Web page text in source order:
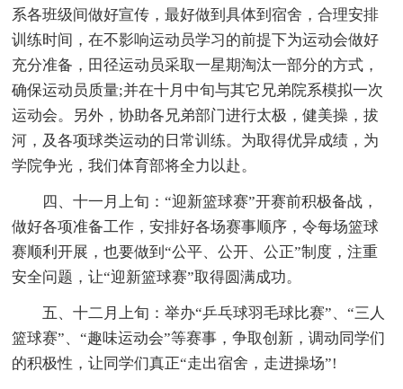
系各班级间做好宣传，最好做到具体到宿舍，合理安排
训练时间，在不影响运动员学习的前提下为运动会做好
充分准备，田径运动员采取一星期淘汰一部分的方式，
确保运动员质量;并在十月中旬与其它兄弟院系模拟一次
运动会。另外，协助各兄弟部门进行太极，健美操，拔
河，及各项球类运动的日常训练。为取得优异成绩，为
学院争光，我们体育部将全力以赴。
四、十一月上旬：“迎新篮球赛”开赛前积极备战，
做好各项准备工作，安排好各场赛事顺序，令每场篮球
赛顺利开展，也要做到“公平、公开、公正”制度，注重
安全问题，让“迎新篮球赛”取得圆满成功。
五、十二月上旬：举办“乒乓球羽毛球比赛”、“三人
篮球赛”、“趣味运动会”等赛事，争取创新，调动同学们
的积极性，让同学们真正“走出宿舍，走进操场”!